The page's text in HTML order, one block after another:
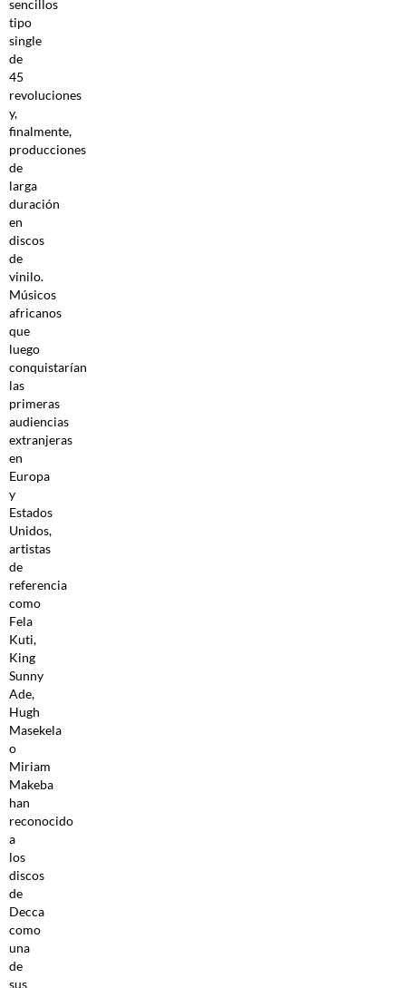
sencillos
tipo
single
de
45
revoluciones
y,
finalmente,
producciones
de
larga
duración
en
discos
de
vinilo.
Músicos
africanos
que
luego
conquistarían
las
primeras
audiencias
extranjeras
en
Europa
y
Estados
Unidos,
artistas
de
referencia
como
Fela
Kuti,
King
Sunny
Ade,
Hugh
Masekela
o
Miriam
Makeba
han
reconocido
a
los
discos
de
Decca
como
una
de
sus